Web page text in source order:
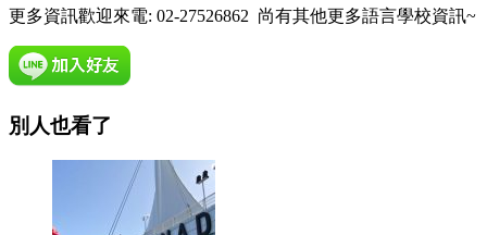
更多資訊歡迎來電: 02-27526862 尚有其他更多語言學校資訊~
別人也看了